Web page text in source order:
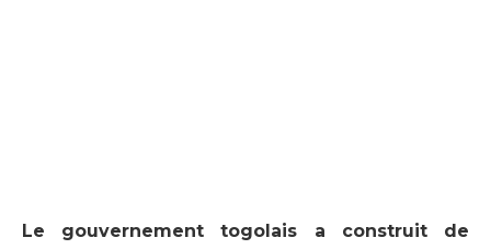
Le gouvernement togolais a construit de